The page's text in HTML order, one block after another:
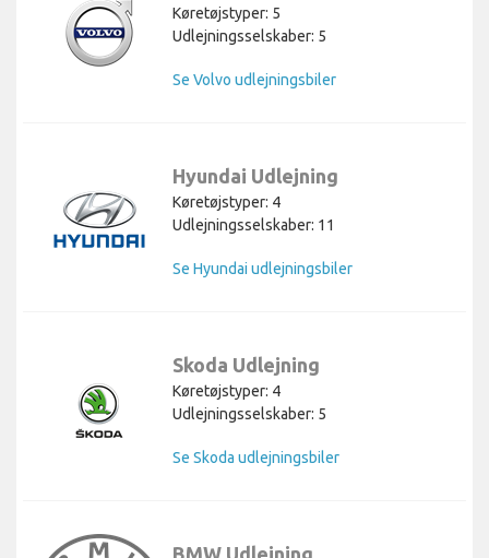
Køretøjstyper: 5
Udlejningsselskaber: 5
Se Volvo udlejningsbiler
Hyundai Udlejning
Køretøjstyper: 4
Udlejningsselskaber: 11
Se Hyundai udlejningsbiler
Skoda Udlejning
Køretøjstyper: 4
Udlejningsselskaber: 5
Se Skoda udlejningsbiler